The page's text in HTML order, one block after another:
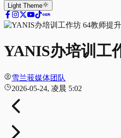
Light Theme
YANIS办培训工
雪兰莪媒体团队
2026-05-24, 凌晨 5:02